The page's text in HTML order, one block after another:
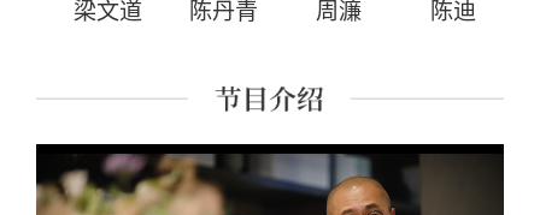
梁文道 陈丹青 周濂 陈迪